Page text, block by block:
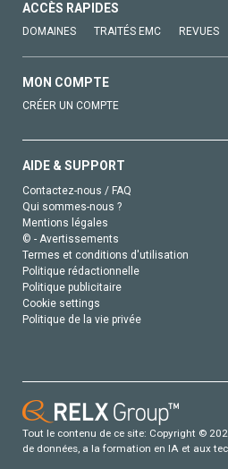
ACCÈS RAPIDES
DOMAINES TRAITÉS EMC REVUES
MON COMPTE
CRÉER UN COMPTE
AIDE & SUPPORT
Contactez-nous / FAQ
Qui sommes-nous ?
Mentions légales
© - Avertissements
Termes et conditions d'utilisation
Politique rédactionnelle
Politique publicitaire
Cookie settings
Politique de la vie privée
Tout le contenu de ce site: Copyright ©
de données, a la formation en IA et aux